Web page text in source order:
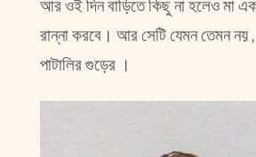
আর ওই দিন বাড়িতে কিছু না হলেও মা
রান্না করবে। আর সেটি যেমন তেমন নয়
পাটালির গুড়ের ।